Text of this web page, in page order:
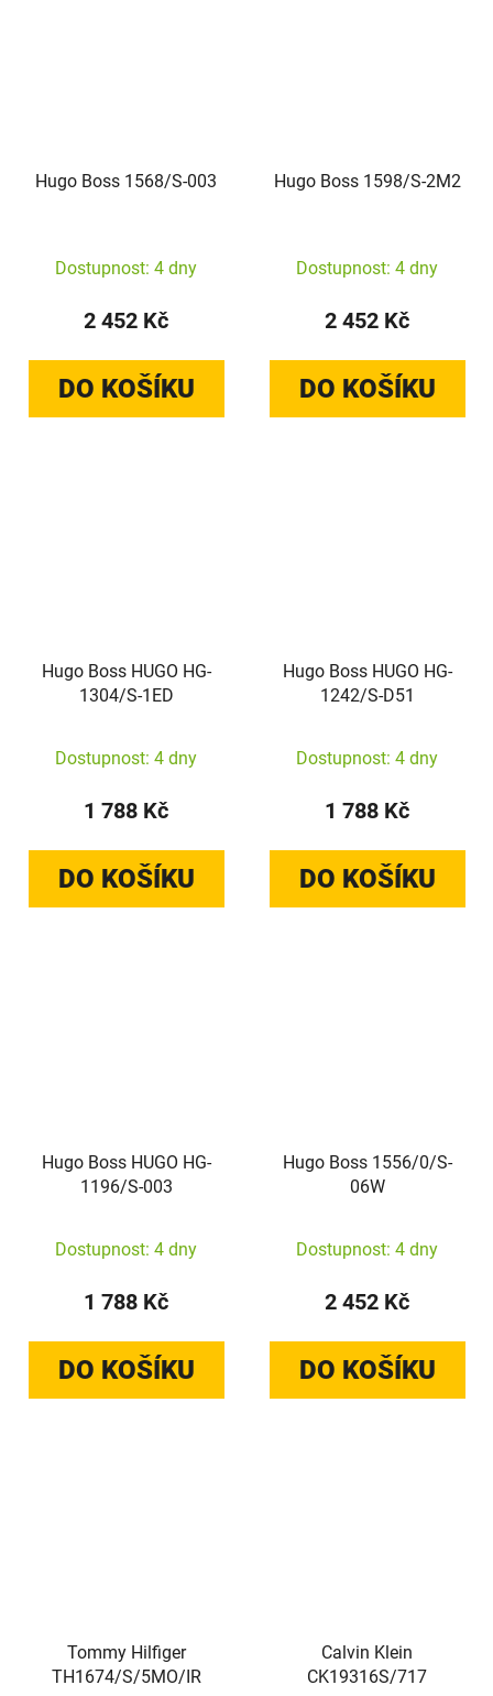
Hugo Boss 1568/S-003
Dostupnost: 4 dny
2 452 Kč
DO KOŠÍKU
Hugo Boss 1598/S-2M2
Dostupnost: 4 dny
2 452 Kč
DO KOŠÍKU
Hugo Boss HUGO HG-
1304/S-1ED
Dostupnost: 4 dny
1 788 Kč
DO KOŠÍKU
Hugo Boss HUGO HG-
1242/S-D51
Dostupnost: 4 dny
1 788 Kč
DO KOŠÍKU
Hugo Boss HUGO HG-
1196/S-003
Dostupnost: 4 dny
1 788 Kč
DO KOŠÍKU
Hugo Boss 1556/0/S-
06W
Dostupnost: 4 dny
2 452 Kč
DO KOŠÍKU
Tommy Hilfiger
TH1674/S/5MO/IR
Calvin Klein
CK19316S/717